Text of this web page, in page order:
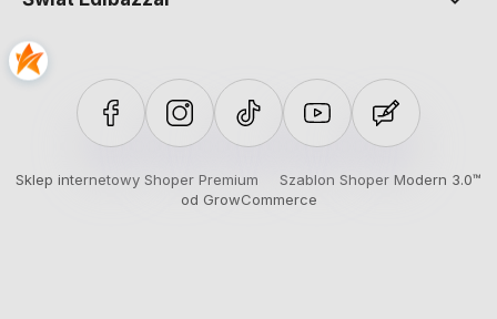
Sklep internetowy Shoper Premium
Szablon Shoper Modern 3.0™
od GrowCommerce